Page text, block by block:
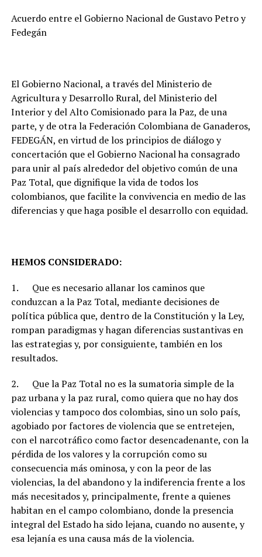
Acuerdo entre el Gobierno Nacional de Gustavo Petro y
Fedegán
El Gobierno Nacional, a través del Ministerio de
Agricultura y Desarrollo Rural, del Ministerio del
Interior y del Alto Comisionado para la Paz, de una
parte, y de otra la Federación Colombiana de Ganaderos,
FEDEGÁN, en virtud de los principios de diálogo y
concertación que el Gobierno Nacional ha consagrado
para unir al país alrededor del objetivo común de una
Paz Total, que dignifique la vida de todos los
colombianos, que facilite la convivencia en medio de las
diferencias y que haga posible el desarrollo con equidad.
HEMOS CONSIDERADO:
1. Que es necesario allanar los caminos que
conduzcan a la Paz Total, mediante decisiones de
política pública que, dentro de la Constitución y la Ley,
rompan paradigmas y hagan diferencias sustantivas en
las estrategias y, por consiguiente, también en los
resultados.
2. Que la Paz Total no es la sumatoria simple de la
paz urbana y la paz rural, como quiera que no hay dos
violencias y tampoco dos colombias, sino un solo país,
agobiado por factores de violencia que se entretejen,
con el narcotráfico como factor desencadenante, con la
pérdida de los valores y la corrupción como su
consecuencia más ominosa, y con la peor de las
violencias, la del abandono y la indiferencia frente a los
más necesitados y, principalmente, frente a quienes
habitan en el campo colombiano, donde la presencia
integral del Estado ha sido lejana, cuando no ausente, y
esa lejanía es una causa más de la violencia.